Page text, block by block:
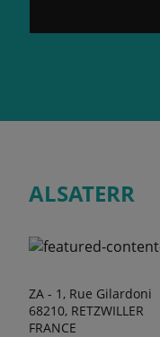
ALSATERR
ZA - 1, Rue Gilardoni
68210, RETZWILLER
FRANCE